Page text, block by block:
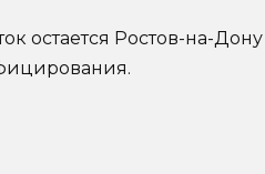
остается Ростов-на-Дону